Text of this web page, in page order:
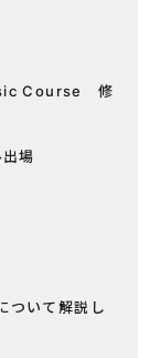
Course 修
場
ついて解説し